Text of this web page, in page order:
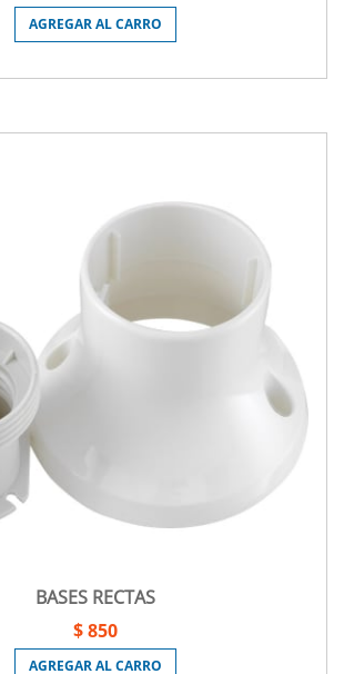
AGREGAR AL CARRO
BASES RECTAS
$ 850
AGREGAR AL CARRO